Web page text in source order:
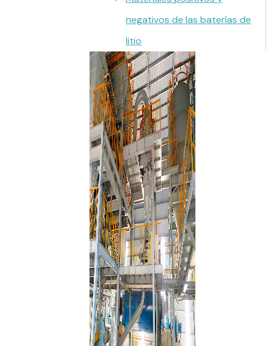
negativos de las baterías de
litio